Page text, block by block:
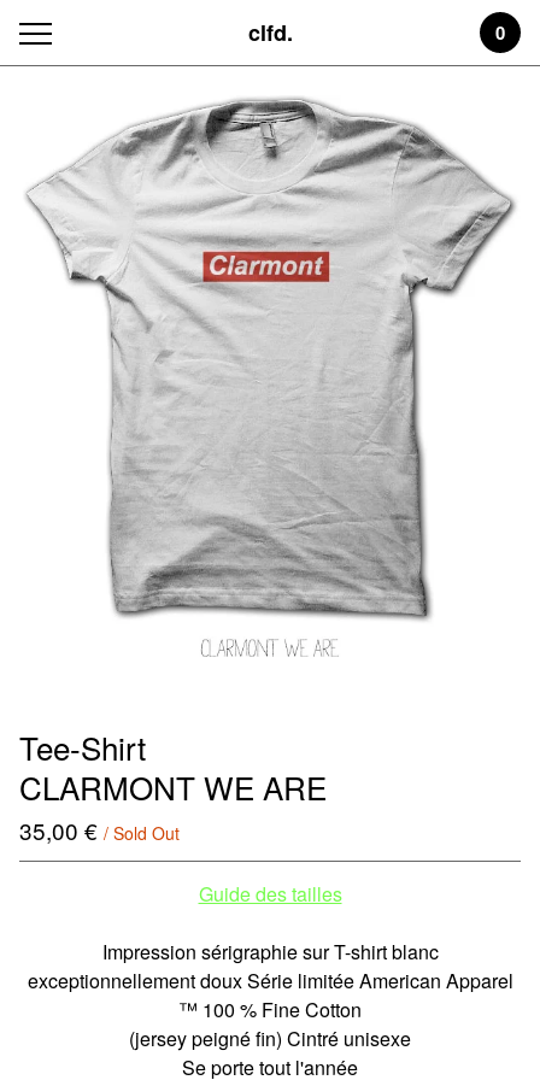
clfd. 0
Tee-Shirt
CLARMONT WE ARE
35,00 € / Sold Out
Guide des tailles
Impression sérigraphie sur T-shirt blanc
exceptionnellement doux Série limitée American Apparel
™ 100 % Fine Cotton
(jersey peigné fin) Cintré unisexe
Se porte tout l'année